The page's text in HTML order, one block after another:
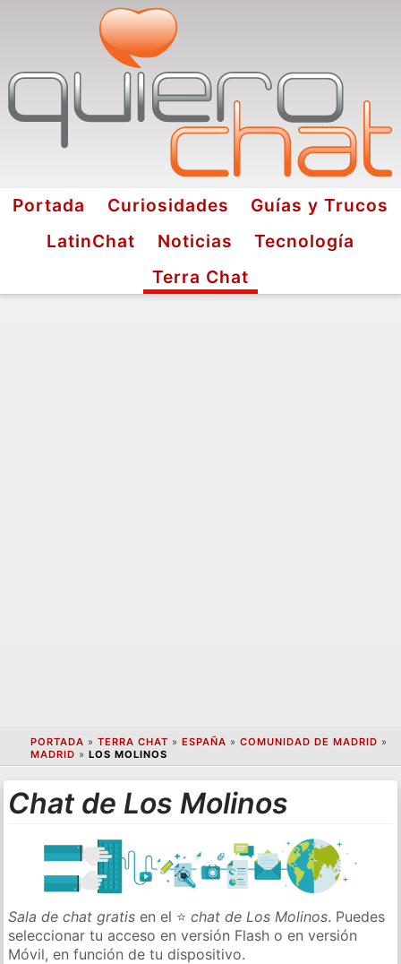
Portada Curiosidades
Guías y Trucos
LatinChat
Noticias
Tecnología
Terra Chat
PORTADA » TERRA CHAT » ESPAÑA » COMUNIDAD DE MADRID »
MADRID » LOS MOLINOS
Chat de Los Molinos
Sala de chat gratis en el ⭐chat de Los Molinos. Puedes
seleccionar tu acceso en versión Flash o en versión
Móvil, en función de tu dispositivo.